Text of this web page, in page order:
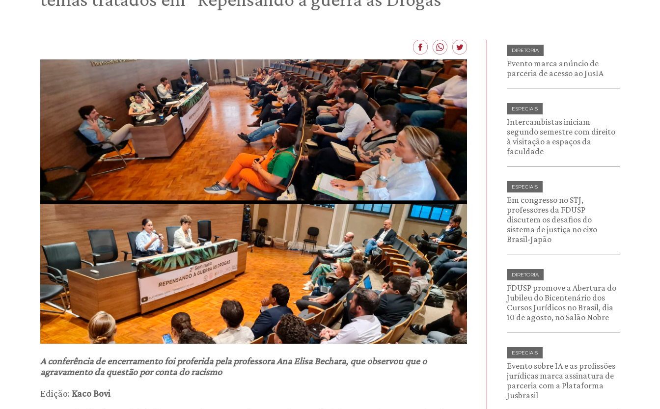
A conferência de encerramento foi proferida pela professora Ana Elisa Bechara, que observou que o
agravamento da questão por conta do racismo
Edição: Kaco Bovi
DIRETORIA
Evento marca anúncio de
parceria de acesso ao JusIA
ESPECIAIS
Intercambistas iniciam
segundo semestre com direito
à visitação a espaços da
faculdade
ESPECIAIS
Em congresso no STJ,
professores da FDUSP
discutem os desafios do
sistema de justiça no eixo
Brasil-Japão
DIRETORIA
FDUSP promove a Abertura do
Jubileu do Bicentenário dos
Cursos Jurídicos no Brasil, dia
10 de agosto, no Salão Nobre
ESPECIAIS
Evento sobre IA e as profissões
jurídicas marca assinatura de
parceria com a Plataforma
Jusbrasil